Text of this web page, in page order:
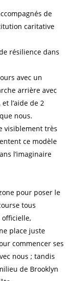
de
caritative
résilience dans
avec un
arrière avec
l’aide de 2
nous.
visiblement très
ce modèle
l’imaginaire
pour poser le
tous
place juste
commencer ses
nous ; tandis
de Brooklyn